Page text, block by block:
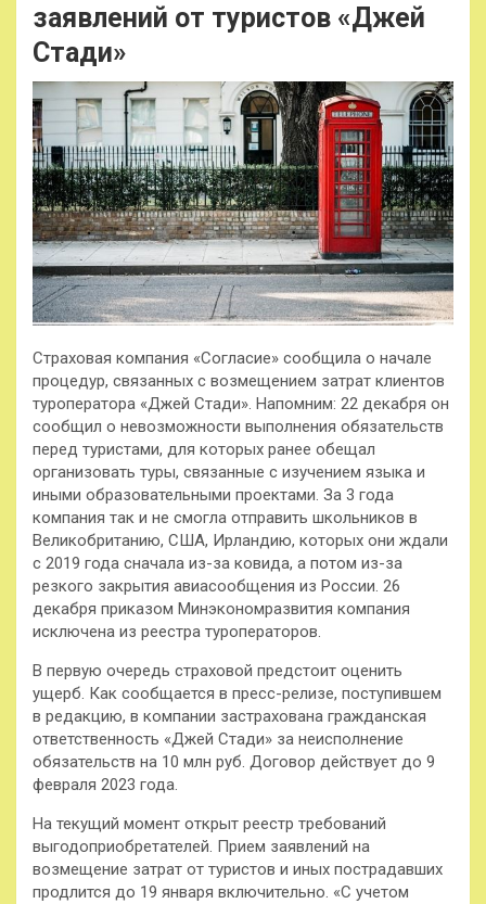
заявлений от туристов «Джей
Стади»
Страховая компания «Согласие» сообщила о начале
процедур, связанных с возмещением затрат клиентов
туроператора «Джей Стади». Напомним: 22 декабря он
сообщил о невозможности выполнения обязательств
перед туристами, для которых ранее обещал
организовать туры, связанные с изучением языка и
иными образовательными проектами. За 3 года
компания так и не смогла отправить школьников в
Великобританию, США, Ирландию, которых они ждали
с 2019 года сначала из-за ковида, а потом из-за
резкого закрытия авиасообщения из России. 26
декабря приказом Минэкономразвития компания
исключена из реестра туроператоров.
В первую очередь страховой предстоит оценить
ущерб. Как сообщается в пресс-релизе, поступившем
в редакцию, в компании застрахована гражданская
ответственность «Джей Стади» за неисполнение
обязательств на 10 млн руб. Договор действует до 9
февраля 2023 года.
На текущий момент открыт реестр требований
выгодоприобретателей. Прием заявлений на
возмещение затрат от туристов и иных пострадавших
продлится до 19 января включительно. «С учетом